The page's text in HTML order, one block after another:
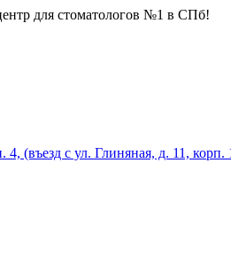
для стоматологов №1 в СПб!
(въезд с ул. Глиняная, д. 11,